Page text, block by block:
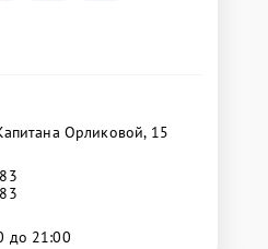
Орликовой, 15
до 21:00